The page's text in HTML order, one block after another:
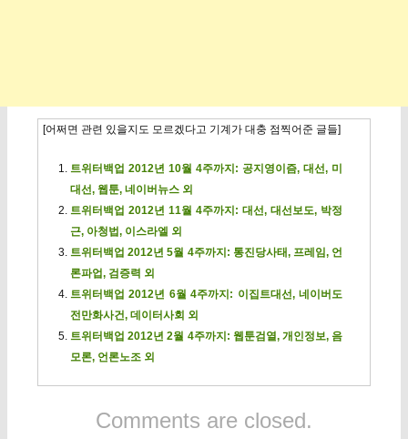
[어쩌면 관련 있을지도 모르겠다고 기계가 대충 점찍어준 글들]
트위터백업 2012년 10월 4주까지: 공지영이즘, 대선, 미
대선, 웹툰, 네이버뉴스 외
트위터백업 2012년 11월 4주까지: 대선, 대선보도, 박정
근, 아청법, 이스라엘 외
트위터백업 2012년 5월 4주까지: 통진당사태, 프레임, 언
론파업, 검증력 외
트위터백업 2012년 6월 4주까지: 이집트대선, 네이버도
전만화사건, 데이터사회 외
트위터백업 2012년 2월 4주까지: 웹툰검열, 개인정보, 음
모론, 언론노조 외
Comments are closed.